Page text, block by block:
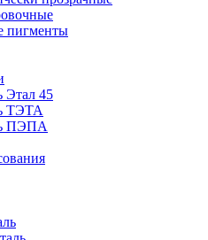
пигменты
Этал 45
ТЭТА
ПЭПА